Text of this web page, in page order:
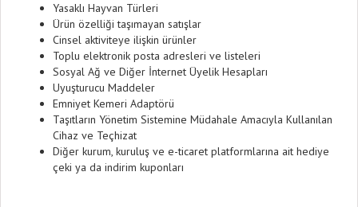
Yasaklı Hayvan Türleri
Ürün özelliği taşımayan satışlar
Cinsel aktiviteye ilişkin ürünler
Toplu elektronik posta adresleri ve listeleri
Sosyal Ağ ve Diğer İnternet Üyelik Hesapları
Uyuşturucu Maddeler
Emniyet Kemeri Adaptörü
Taşıtların Yönetim Sistemine Müdahale Amacıyla Kullanılan
Cihaz ve Teçhizat
Diğer kurum, kuruluş ve e-ticaret platformlarına ait hediye
çeki ya da indirim kuponları